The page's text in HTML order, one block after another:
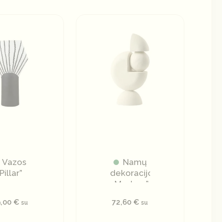
Vazos
€ su
Namų
dekoracijos
„Modern”
72,60 € su